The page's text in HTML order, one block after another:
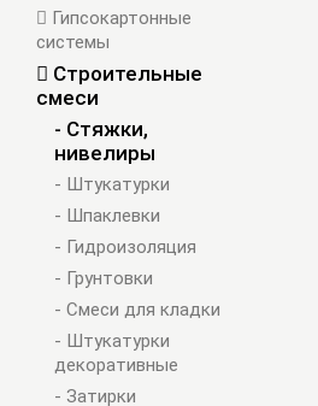
Гипсокартонные
системы
Строительные
смеси
- Стяжки,
нивелиры
- Штукатурки
- Шпаклевки
- Гидроизоляция
- Грунтовки
- Смеси для кладки
- Штукатурки
декоративные
- Затирки